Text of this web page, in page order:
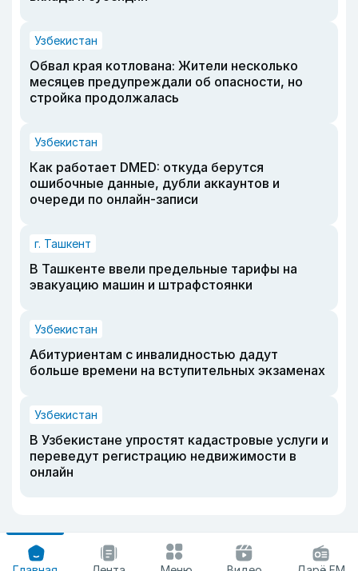
Узбекистан
Обвал края котлована: Жители несколько
месяцев предупреждали об опасности, но
стройка продолжалась
Узбекистан
Как работает DMED: откуда берутся
ошибочные данные, дубли аккаунтов и
очереди по онлайн-записи
г. Ташкент
В Ташкенте ввели предельные тарифы на
эвакуацию машин и штрафстоянки
Узбекистан
Абитуриентам с инвалидностью дадут
больше времени на вступительных экзаменах
Узбекистан
В Узбекистане упростят кадастровые услуги и
переведут регистрацию недвижимости в
онлайн